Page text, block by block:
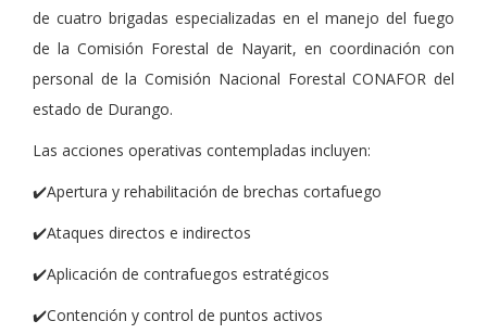
de cuatro brigadas especializadas en el manejo del fuego
de la Comisión Forestal de Nayarit, en coordinación con
personal de la Comisión Nacional Forestal CONAFOR del
estado de Durango.
Las acciones operativas contempladas incluyen:
✔️Apertura y rehabilitación de brechas cortafuego
✔️Ataques directos e indirectos
✔️Aplicación de contrafuegos estratégicos
✔️Contención y control de puntos activos